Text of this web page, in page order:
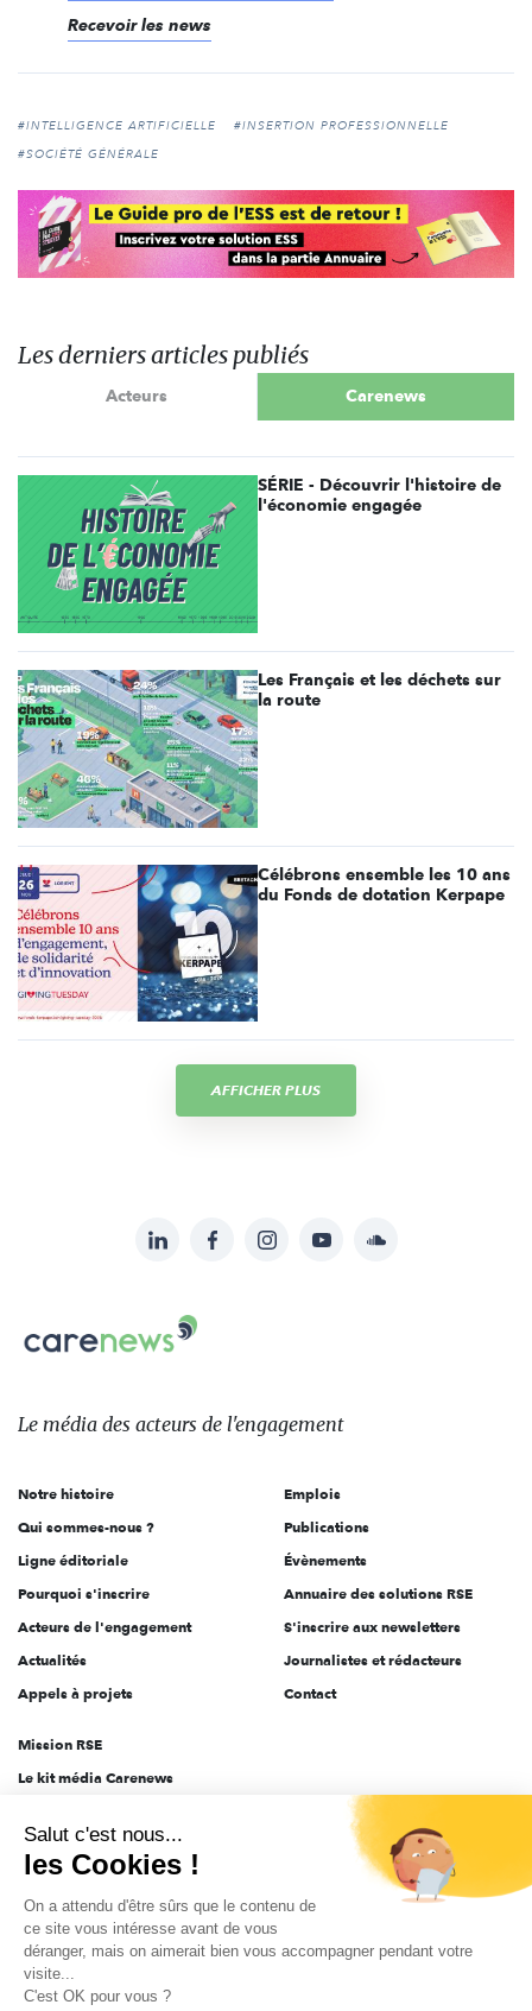
Recevoir les news
#INTELLIGENCE ARTIFICIELLE
#INSERTION PROFESSIONNELLE
#SOCIÉTÉ GÉNÉRALE
Les derniers articles publiés
Acteurs Carenews
SÉRIE - Découvrir l'histoire de
l'économie engagée
Les Français et les déchets sur
la route
Célébrons ensemble les 10 ans
du Fonds de dotation Kerpape
AFFICHER PLUS
sur:
LinkedInFacebookInstagramYouTubeSoundcloud
Carenews,
Le
des
l'engagement
Le média des acteurs de l'engagement
Notre histoire
Qui sommes-nous ?
Ligne éditoriale
Pourquoi s'inscrire
Acteurs de l'engagement
Actualités
Appels à projets
Emplois
Publications
Évènements
Annuaire des solutions RSE
S'inscrire aux newsletters
Journalistes et rédacteurs
Contact
Mission RSE
Le kit média Carenews
AEF info
Novethic
PRODURABLE
Inclusiv Day
Salut c'est nous...
les Cookies !
On a attendu d'être sûrs que le contenu de
ce site vous intéresse avant de vous
déranger, mais on aimerait bien vous accompagner pendant votre
visite...
C'est OK pour vous ?